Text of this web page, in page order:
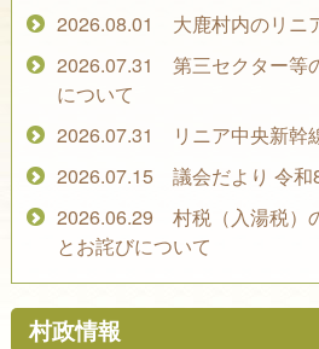
2026.08.01 大鹿村内のリニ
2026.07.31 第三セクター等
について
2026.07.31 リニア中央新
2026.07.15 議会だより 令和
2026.06.29 村税（入湯税）
とお詫びについて
村政情報